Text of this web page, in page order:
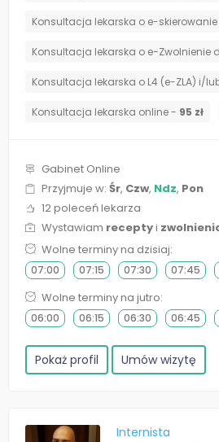
Konsultacja lekarska o e-
Konsultacja lekarska o e-Zwolnienie
Konsultacja lekarska o L4 (e-ZLA) i/
Konsultacja lekarska online - 95 zł
Gabinet Online
Przyjmuje w: Śr, Czw, Ndz, Pon
12 poleceń lekarza
Wystawiam receptyi
Wolne terminy na dzisiaj:
07:00 07:15 07:30 07:45
Wolne terminy na jutro:
06:00 06:15 06:30 06:45
Pokaż profil Umów wizytę
Internista